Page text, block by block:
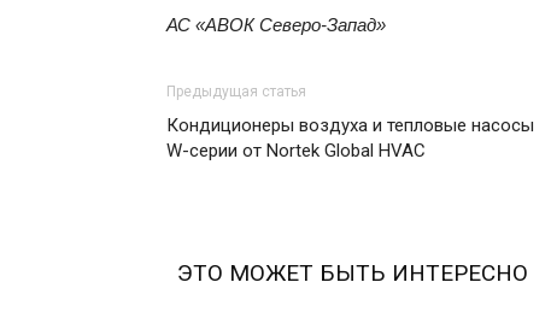
АС «АВОК Северо-Запад»
Предыдущая статья
Кондиционеры воздуха и тепловые насосы
W-серии от Nortek Global HVAC
ЭТО МОЖЕТ БЫТЬ ИНТЕРЕСНО